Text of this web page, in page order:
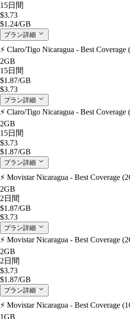
15日間
$3.73
$1.24/GB
プラン詳細
⚡️ Claro/Tigo Nicaragua - Best
2GB
15日間
$1.87/GB
$3.73
プラン詳細
⚡️ Claro/Tigo Nicaragua - Best
2GB
15日間
$3.73
$1.87/GB
プラン詳細
⚡️ Movistar Nicaragua - Best Coverage
2GB
2日間
$1.87/GB
$3.73
プラン詳細
⚡️ Movistar Nicaragua - Best Coverage
2GB
2日間
$3.73
$1.87/GB
プラン詳細
⚡️ Movistar Nicaragua - Best Coverage
1GB